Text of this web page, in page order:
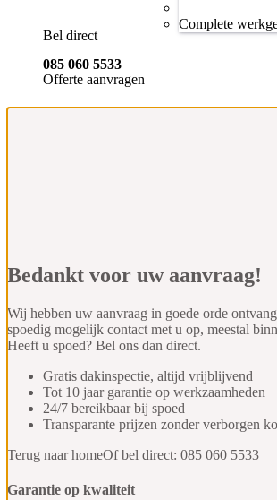
Complete
Bel direct
085 060 5533
Offerte aanvragen
Bedankt voor uw aanvraag!
Wij hebben uw aanvraag in goede orde
spoedig mogelijk contact met u op, meestal
Heeft u spoed? Bel ons dan direct.
Gratis dakinspectie, altijd vrijblijvend
Tot 10 jaar garantie op werkzaamheden
24/7 bereikbaar bij spoed
Transparante prijzen zonder verborgen
Terug naar homeOf bel direct: 085 060 5533
Garantie op kwaliteit